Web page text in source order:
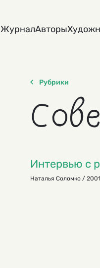
ЖурналАвторы
Рубрики
Интервью с
Наталья Соломко /